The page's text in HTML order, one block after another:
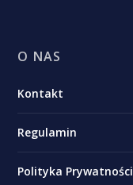
O NAS
Kontakt
Regulamin
Polityka Prywatności